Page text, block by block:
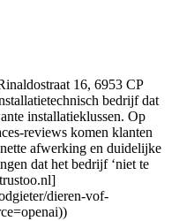
16, 6953 CP
bedrijf dat
installatieklussen. Op
reviews komen klanten
afwerking en duidelijke
dat het bedrijf ‘niet te
dieren-vof-